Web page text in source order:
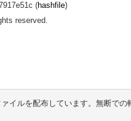
(hashfile)
reserved.
イルを配布しています。無断での